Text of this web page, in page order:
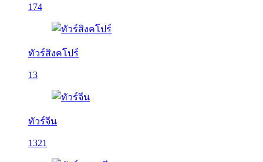
174
ทัวร์สิงคโปร์
13
ทัวร์จีน
1321